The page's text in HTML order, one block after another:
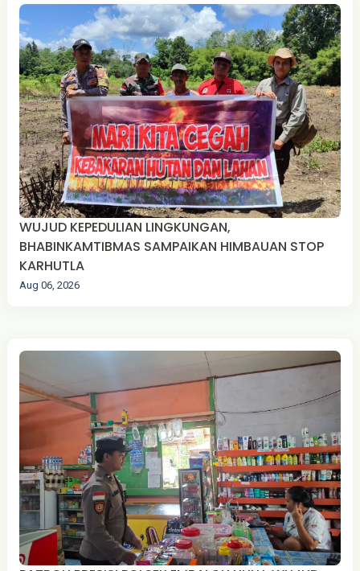
WUJUD KEPEDULIAN LINGKUNGAN,
BHABINKAMTIBMAS SAMPAIKAN HIMBAUAN STOP
KARHUTLA
Aug 06, 2026